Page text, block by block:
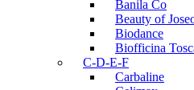
Banila Co
Beauty of
Biodance
Biofficina
C-D-E-F
Carbaline